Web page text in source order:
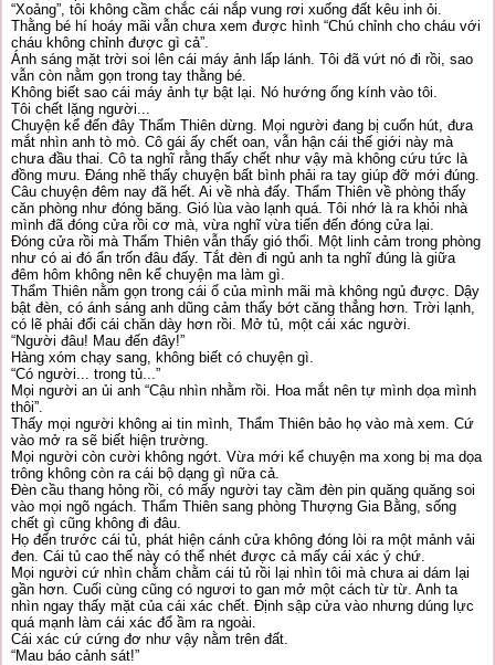
“Xoảng”, tôi không cầm chắc cái nắp vung rơi xuống đất kêu inh ỏi.
Thằng bé hí hoáy mãi vẫn chưa xem được hình “Chú chỉnh cho cháu với
cháu không chỉnh được gì cả”.
Ánh sáng mặt trời soi lên cái máy ảnh lấp lánh. Tôi đã vứt nó đi rồi, sao
vẫn còn nằm gọn trong tay thằng bé.
Không biết sao cái máy ảnh tự bật lại. Nó hướng ống kính vào tôi.
Tôi chết lặng người...
Chuyện kể đến đây Thẩm Thiên dừng. Mọi người đang bị cuốn hút, đưa
mắt nhìn anh tò mò. Cô gái ấy chết oan, vẫn hận cái thế giới này mà
chưa đầu thai. Cô ta nghĩ rằng thấy chết như vậy mà không cứu tức là
đồng mưu. Đáng nhẽ thấy chuyện bất bình phải ra tay giúp đỡ mới đúng.
Câu chuyện đêm nay đã hết. Ai về nhà đấy. Thẩm Thiên về phòng thấy
căn phòng như đóng băng. Gió lùa vào lạnh quá. Tôi nhớ là ra khỏi nhà
mình đã đóng cửa rồi cơ mà, vừa nghĩ vừa tiến đến đóng cửa lại.
Đóng cửa rồi mà Thẩm Thiên vẫn thấy gió thổi. Một linh cảm trong phòng
như có ai đó ẩn trốn đâu đấy. Tắt đèn đi ngủ anh ta nghĩ đúng là giữa
đêm hôm không nên kể chuyện ma làm gì.
Thẩm Thiên nằm gọn trong cái ổ của mình mãi mà không ngủ được. Dậy
bật đèn, có ánh sáng anh dũng cảm thấy bớt căng thẳng hơn. Trời lạnh,
có lẽ phải đổi cái chăn dày hơn rồi. Mở tủ, một cái xác người.
“Người đâu! Mau đến đây!”
Hàng xóm chạy sang, không biết có chuyện gì.
“Có người... trong tủ...”
Mọi người an ủi anh “Cậu nhìn nhằm rồi. Hoa mắt nên tự mình dọa mình
thôi”.
Thấy mọi người không ai tin mình, Thẩm Thiên bảo họ vào mà xem. Cứ
vào mở ra sẽ biết hiện trường.
Mọi người còn cười không ngớt. Vừa mới kể chuyện ma xong bị ma dọa
trông không còn ra cái bộ dạng gì nữa cả.
Đèn cầu thang hỏng rồi, có mấy người tay cầm đèn pin quăng quăng soi
vào mọi ngõ ngách. Thẩm Thiên sang phòng Thượng Gia Bằng, sống
chết gì cũng không đi đâu.
Họ đến trước cái tủ, phát hiện cánh cửa không đóng lòi ra một mảnh vải
đen. Cái tủ cao thế này có thể nhét được cả mấy cái xác ý chứ.
Mọi người cứ nhìn chằm chằm cái tủ rồi lại nhìn tôi mà chưa ai dám lại
gần hơn. Cuối cùng cũng có ngươi to gan mở một cách từ từ. Anh ta
nhìn ngay thấy mặt của cái xác chết. Định sập cửa vào nhưng dúng lực
quá mạnh làm cái xác đổ ầm ra ngoài.
Cái xác cứ cứng đơ như vậy nằm trên đất.
“Mau báo cảnh sát!”